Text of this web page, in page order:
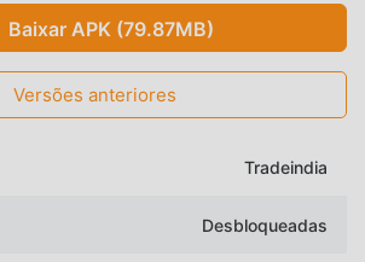
Baixar APK (79.87MB)
Versões anteriores
Tradeindia
Desbloqueadas